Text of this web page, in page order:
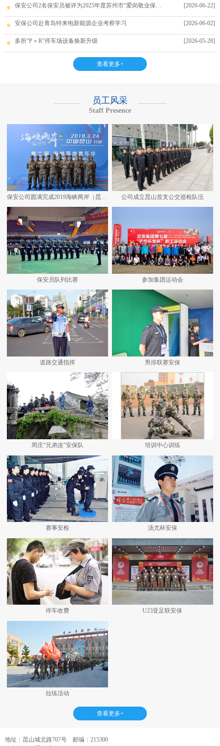
保安公司2名保安员被评为2025年度苏州市“爱岗敬业保安员” [2026-06-22]
安保公司赴青岛特来电新能源企业考察学习 [2026-06-02]
多所“P＋R”停车场设备焕新升级 [2026-05-28]
查看更多+
员工风采
Staff Presence
公司成立昆山首支公交巡检队伍
保安员队列比赛 参加集团运动会
道路交通指挥 男排联赛安保
周庄“兄弟连”安保队 培训中心训练
赛事安检 汤尤杯安保
停车收费 U23亚足联安保
拉练活动
查看更多+
地址：昆山城北路707号 邮编：215300